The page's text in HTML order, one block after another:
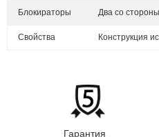
Блокираторы Два со
Свойства Конструкция
Гарантия